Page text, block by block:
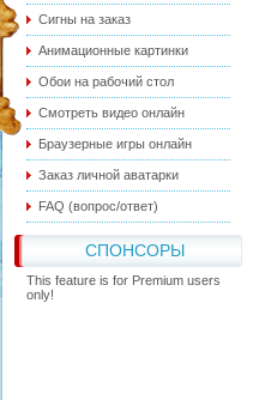
Сигны на заказ
Анимационные картинки
Обои на рабочий стол
Смотреть видео онлайн
Браузерные игры онлайн
Заказ личной аватарки
FAQ (вопрос/ответ)
СПОНСОРЫ
This feature is for Premium users
only!